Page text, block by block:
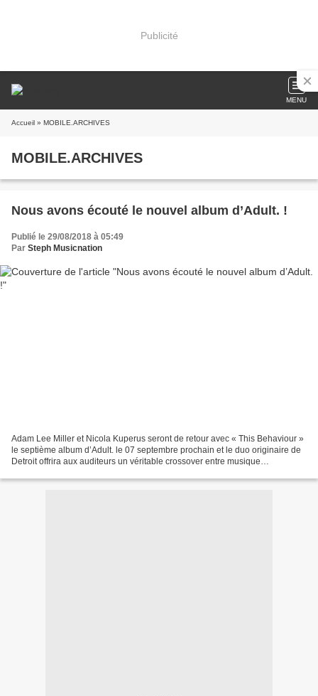
Publicité
MENU
Accueil » MOBILE.ARCHIVES
MOBILE.ARCHIVES
Nous avons écouté le nouvel album d’Adult. !
Publié le 29/08/2018 à 05:49
Par Steph Musicnation
Adam Lee Miller et Nicola Kuperus seront de retour avec « This Behaviour »
le septième album d’Adult. le 07 septembre prochain et le duo originaire de
Detroit offrira aux auditeurs un véritable crossover entre musique